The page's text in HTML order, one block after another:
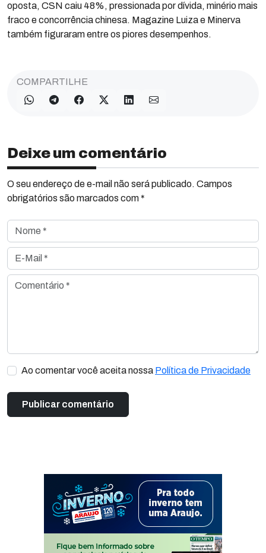
oposta, CSN caiu 48%, pressionada por dívida, minério mais
fraco e concorrência chinesa. Magazine Luiza e Minerva
também figuraram entre os piores desempenhos.
COMPARTILHE
Deixe um comentário
O seu endereço de e-mail não será publicado. Campos
obrigatórios são marcados com *
Nome *
E-Mail *
Comentário *
Ao comentar você aceita nossa Política de Privacidade